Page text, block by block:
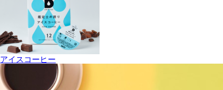
アイスコーヒー